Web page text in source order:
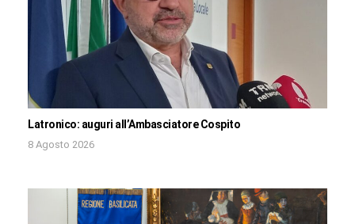
Latronico: auguri all’Ambasciatore Cospito
8 Agosto 2026